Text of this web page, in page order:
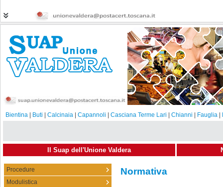
Bientina Buti Calcinaia Capannoli Casciana Terme Lari Chianni Fauglia
Il Suap dell'Unione Valdera
Procedure
Modulistica
Normativa